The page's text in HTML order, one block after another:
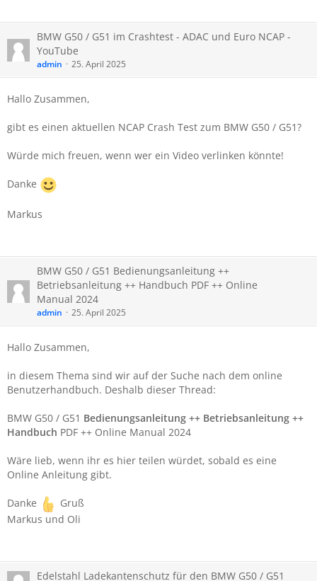
BMW G50 / G51 im Crashtest - ADAC und Euro NCAP -
YouTube
admin 25. April 2025
Hallo Zusammen,
gibt es einen aktuellen NCAP Crash Test zum BMW G50 / G51?
Würde mich freuen, wenn wer ein Video verlinken könnte!
Danke
Markus
BMW ​G50 / G51 Bedienungsanleitung ++
Betriebsanleitung ++ Handbuch PDF ++ Online
Manual 2024
admin 25. April 2025
Hallo Zusammen,
in diesem Thema sind wir auf der Suche nach dem online
Benutzerhandbuch. Deshalb dieser Thread:
BMW G50 / G51 Bedienungsanleitung ++ Betriebsanleitung ++
Handbuch PDF ++ Online Manual 2024
Wäre lieb, wenn ihr es hier teilen würdet, sobald es eine
Online Anleitung gibt.
Danke
Gruß
Markus und Oli
Edelstahl Ladekantenschutz für den BMW G50 / G51